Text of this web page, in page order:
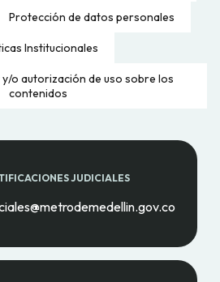
Protección de datos personales
Institucionales
o autorización de uso sobre los
contenidos
JUDICIALES